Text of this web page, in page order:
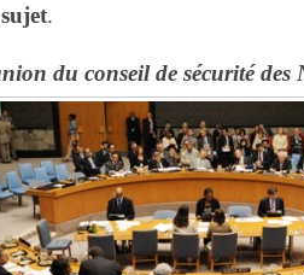
.
du conseil de sécurité des